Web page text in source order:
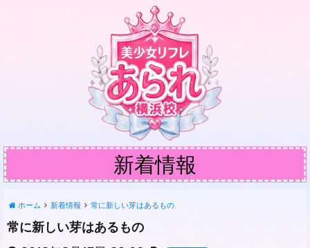
新着情報
ホーム 新着情報 常に新しい芽はあるもの
常に新しい芽はあるもの